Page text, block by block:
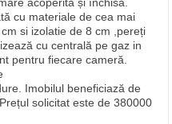
cu materiale de cea mai
si izolatie de 8 cm ,pereți
cu centrală pe gaz in
pentru fiecare cameră.
Imobilul beneficiază de
solicitat este de 380000